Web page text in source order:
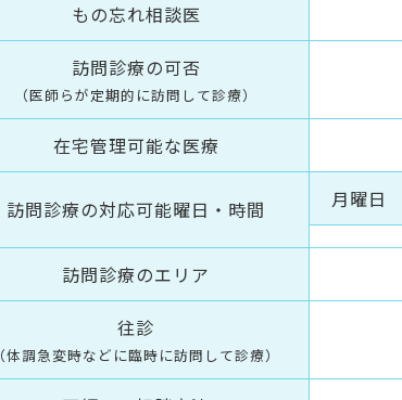
もの忘れ相談医
訪問診療の可否
（医師らが定期的に訪問して診療）
在宅管理可能な医療
訪問診療の対応可能曜日・時間 月曜日
訪問診療のエリア
往診
（体調急変時などに臨時に訪問して診療）